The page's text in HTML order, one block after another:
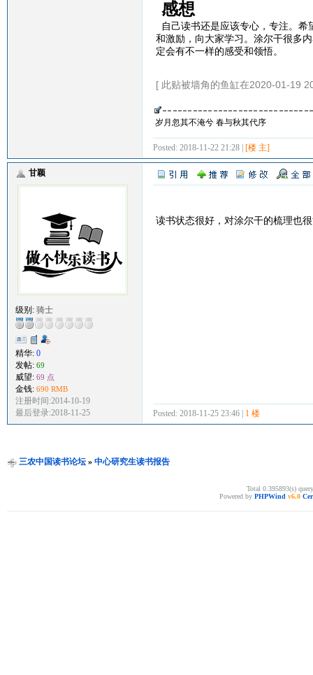
感想
自己读书还是应该专心，专注。希
和激励，向大家学习。涂尔干很多
定会有不一样的感受和领悟。
[ 此贴被墙角的鱼缸在2020-01-19
岁月忽其不淹兮 春与秋其代序
Posted: 2018-11-22 21:28 | [楼 主]
甘颖
级别: 骑士
精华: 0
发帖: 69
威望: 69 点
金钱: 690 RMB
注册时间:2014-10-19
最后登录:2018-11-25
读书状态很好，对涂尔干的梳理也
Posted: 2018-11-25 23:46 | 1 楼
三农中国读书论坛» 中心研究生读书报告
Total 0.395893(s)
Powered by PHPWind v6.0